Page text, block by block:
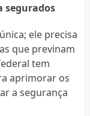
segurados
ele precisa
que previnam
tem
aprimorar os
a segurança